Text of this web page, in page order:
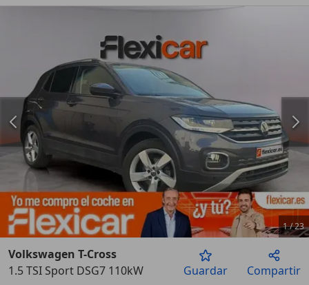
Anterior
1/23
Volkswagen T-Cross
1.5 TSI Sport DSG7 110kW
Guardar Compartir